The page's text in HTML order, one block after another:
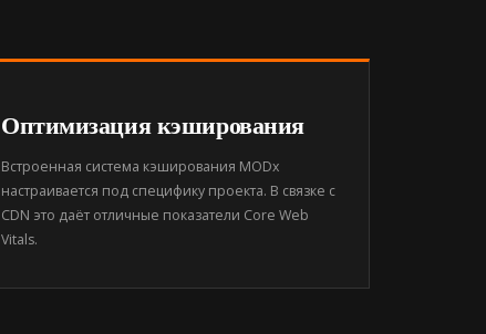
Оптимизация кэширования
Встроенная система кэширования MODx
настраивается под специфику проекта. В связке с
CDN это даёт отличные показатели Core Web
Vitals.